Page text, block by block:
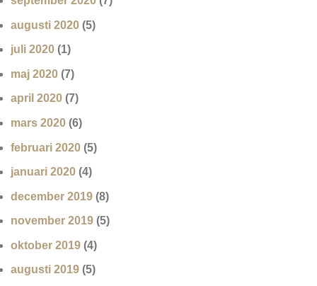
augusti 2020 (5)
juli 2020 (1)
maj 2020 (7)
april 2020 (7)
mars 2020 (6)
februari 2020 (5)
januari 2020 (4)
december 2019 (8)
november 2019 (5)
oktober 2019 (4)
augusti 2019 (5)